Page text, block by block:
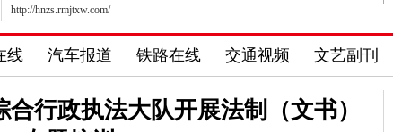
http://hnzs.rmjtxw.com/
线 汽车报道 铁路在线 交通视频 文艺副刊
行政执法大队开展法制（文书）